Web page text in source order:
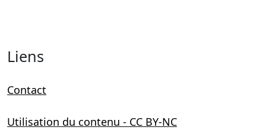
Liens
Contact
Utilisation du contenu - CC BY-NC